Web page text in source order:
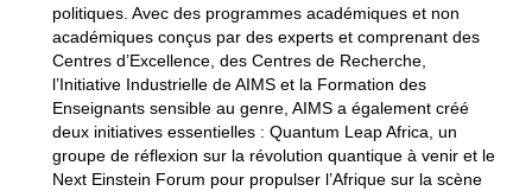
politiques. Avec des programmes académiques et non
académiques conçus par des experts et comprenant des
Centres d’Excellence, des Centres de Recherche,
l’Initiative Industrielle de AIMS et la Formation des
Enseignants sensible au genre, AIMS a également créé
deux initiatives essentielles : Quantum Leap Africa, un
groupe de réflexion sur la révolution quantique à venir et le
Next Einstein Forum pour propulser l’Afrique sur la scène